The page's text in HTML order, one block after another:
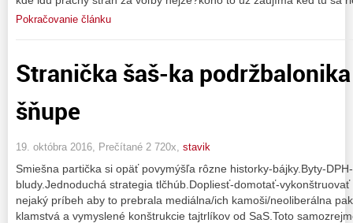
Pokračovanie článku
Stranička šaš-ka
šňupe
19. októbra 2016, Prečítané 2 720x, stavik
Smiešna partička si opäť povymýšľa rôzne historky-bájky.Byty-
bludy.Jednoduchá strategia tlčhúb.Dopliesť-domotať-
nejaký príbeh aby to prebrala mediálna/ich kamoši/neoliberálna
klamstvá a vymyslené konštrukcie tajtrlíkov od SaS.Toto